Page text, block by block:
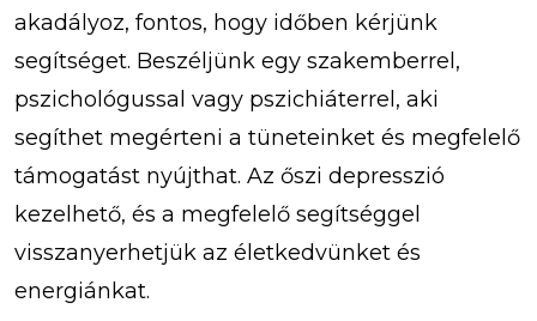
akadályoz, fontos, hogy időben kérjünk
segítséget. Beszéljünk egy szakemberrel,
pszichológussal vagy pszichiáterrel, aki
segíthet megérteni a tüneteinket és megfelelő
támogatást nyújthat. Az őszi depresszió
kezelhető, és a megfelelő segítséggel
visszanyerhetjük az életkedvünket és
energiánkat.